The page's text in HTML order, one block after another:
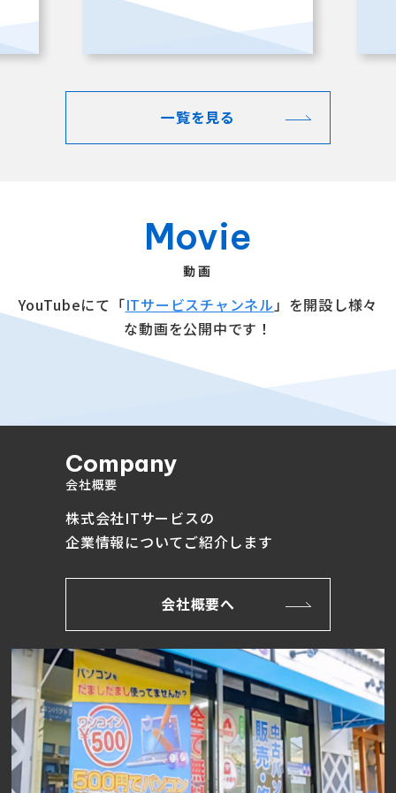
一覧を見る
Movie
動画
YouTubeにて「ITサービスチャンネル」を開設し様々
な動画を公開中です！
Company
会社概要
株式会社ITサービスの
企業情報についてご紹介します
会社概要へ